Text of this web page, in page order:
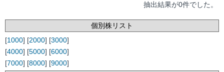
抽出結果が0件でした。
個別株リスト
[1000] [2000] [3000]
[4000] [5000] [6000]
[7000] [8000] [9000]